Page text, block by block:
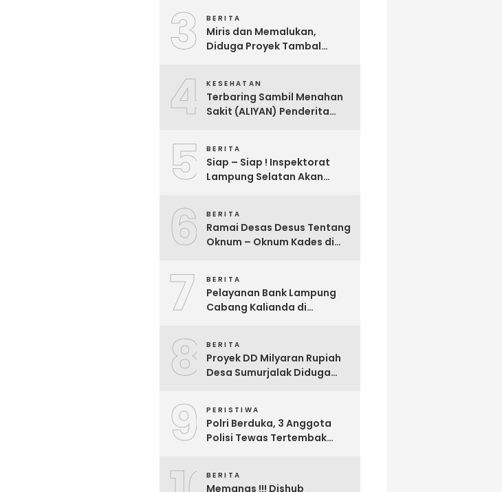
3 BERITA
Miris dan Memalukan,
Diduga Proyek Tambal
Selatan Dikerjakan Asal
Asalan !!
4 KESEHATAN
Terbaring Sambil Menahan
Sakit (ALIYAN) Penderita
5 BERITA
Siap – Siap ! Inspektorat
Lampung Selatan Akan
Ini
6 BERITA
Ramai Desas Desus Tentang
Oknum – Oknum Kades di
Pandangan Sekjen Palu
Lampung : Dinas PMD dan
Inspektorat Kurang Tegas
7 BERITA
Pelayanan Bank Lampung
Cabang Kalianda di
Pelayanan Bank Lampung
Buruk !!
8 BERITA
Proyek DD Milyaran Rupiah
Desa Sumurjalak Diduga
9 PERISTIWA
Polri Berduka, 3 Anggota
Polisi Tewas Tertembak
BERITA
Memanas !!! Dishub